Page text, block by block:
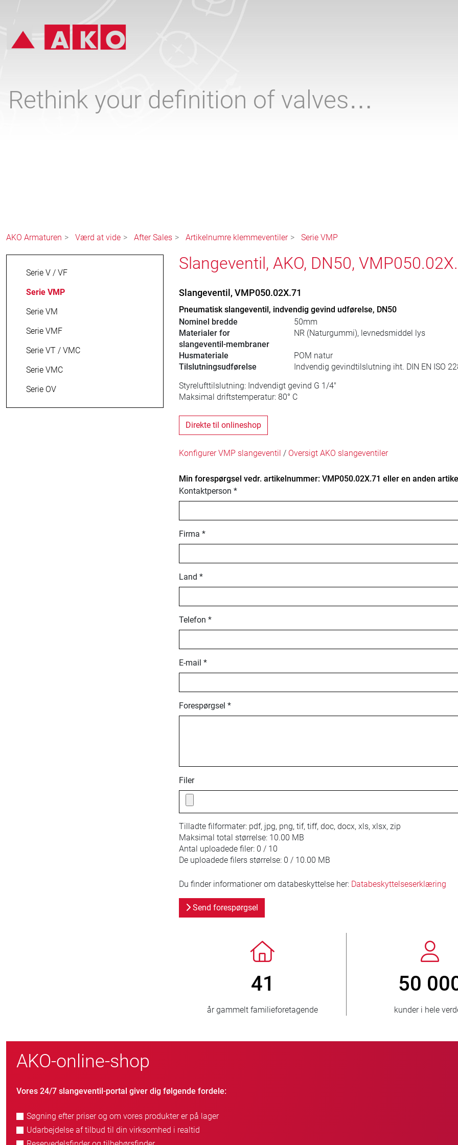
Rethink your definition of valves…
AKO Armaturen Værd at vide After Sales Artikelnumre klemmeventiler Serie VMP
Serie V / VF
Serie VMP
Serie VM
Serie VMF
Serie VT / VMC
Serie VMC
Serie OV
Slangeventil, AKO, DN50,
Slangeventil, VMP050.02X.71
Pneumatisk slangeventil, indvendig gevind udførelse, DN50
Nominel bredde
50mm
Materialer for
slangeventil-membraner
NR (Naturgummi), levnedsmiddel lys
Husmateriale
POM natur
Tilslutningsudførelse
Indvendig gevindtilslutning iht. DIN EN ISO
Styrelufttilslutning: Indvendigt gevind G 1/4"
Maksimal driftstemperatur: 80° C
Direkte til onlineshop
Konfigurer VMP slangeventil / Oversigt AKO slangeventiler
Min forespørgsel vedr. artikelnummer: VMP050.02X.71 eller en anden
Kontaktperson *
Firma *
Land *
Telefon *
E-mail *
Forespørgsel *
Filer
Tilladte filformater: pdf, jpg, png, tif, tiff, doc, docx, xls, xlsx, zip
Maksimal total størrelse: 10.00 MB
Antal uploadede filer: 0 / 10
De uploadede filers størrelse: 0 / 10.00 MB
Du finder informationer om databeskyttelse her: Databeskyttelseserklæring
Send forespørgsel
> 3 500 000
solgte enheder lande,
AKO-online-shop
Vores 24/7 slangeventil-portal giver dig følgende fordele:
Søgning efter priser og om vores produkter er på lager
Udarbejdelse af tilbud til din virksomhed i realtid